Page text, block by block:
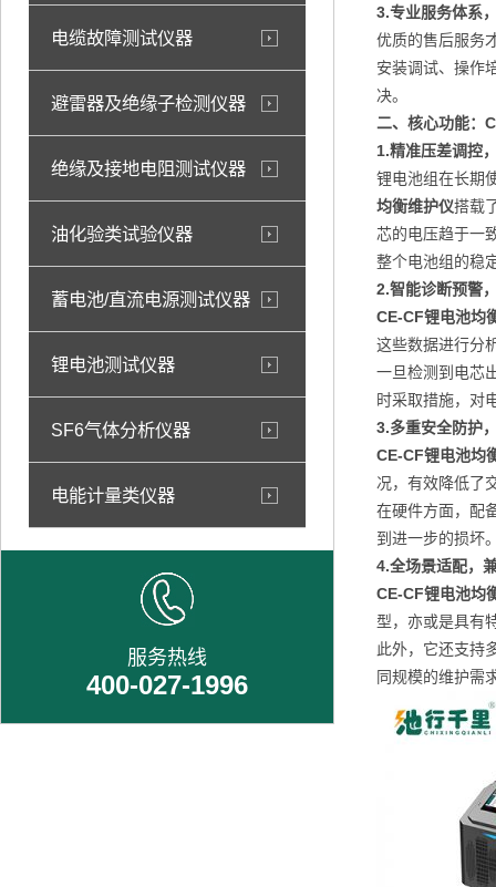
电缆故障测试仪器
避雷器及绝缘子检测仪器
绝缘及接地电阻测试仪器
油化验类试验仪器
蓄电池/直流电源测试仪器
锂电池测试仪器
SF6气体分析仪器
电能计量类仪器
服务热线
400-027-1996
3.专业服务体系
优质的售后服务
安装调试、操作
决。
二、核心功能：
1.精准压差调控
锂电池组在长期
均衡维护仪搭载
芯的电压趋于一
整个电池组的稳
2.智能诊断预警
CE-CF锂电池均
这些数据进行分
一旦检测到电芯
时采取措施，对
3.多重安全防护
CE-CF锂电池均
况，有效降低了
在硬件方面，配
到进一步的损坏
4.全场景适配，
CE-CF锂电池均
型，亦或是具有
此外，它还支持
同规模的维护需